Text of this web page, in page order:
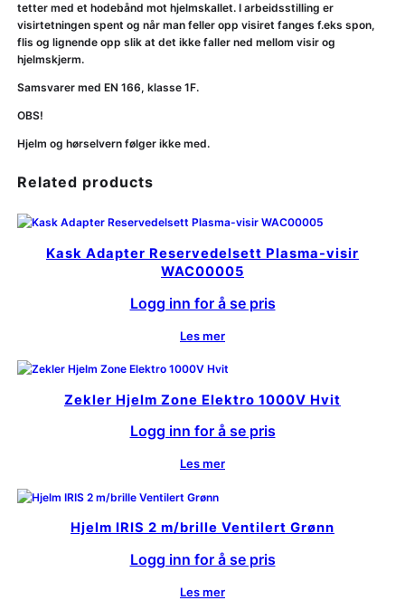
tetter med et hodebånd mot hjelmskallet. I arbeidsstilling er
visirtetningen spent og når man feller opp visiret fanges f.eks spon,
flis og lignende opp slik at det ikke faller ned mellom visir og
hjelmskjerm.
Samsvarer med EN 166, klasse 1F.
OBS!
Hjelm og hørselvern følger ikke med.
Related products
Kask Adapter Reservedelsett Plasma-visir
WAC00005
Logg inn for å se pris
Les mer
Zekler Hjelm Zone Elektro 1000V Hvit
Logg inn for å se pris
Les mer
Hjelm IRIS 2 m/brille Ventilert Grønn
Logg inn for å se pris
Les mer